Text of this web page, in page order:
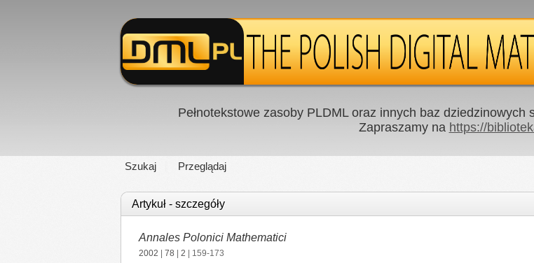
Pełnotekstowe zasoby PLDML oraz innych baz
Zapraszamy na https://
Szukaj Przeglądaj
Artykuł - szczegóły
Annales Polonici Mathematici
2002 78 2 | 159-173